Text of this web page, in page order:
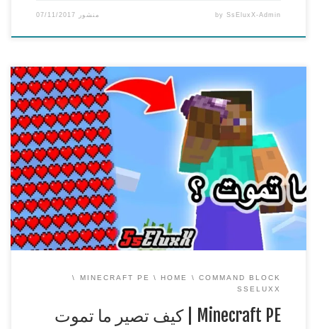
bySsEluxX-Admin منشور 07/11/2017
Minecraft PE | كيف تصير ما تموت ابد في ماين كرافت الجوال
قلوب لانهائية
===============================================
== شكرا لكم على المشاهدة ويا ريت نقدر نوصل 1000 لايك n_n
وياريت تنشرون هاشتاق : #دعمSsEluxX
افضل استضافة
سيرفرات ماين كرافت
https://www.sseluxx.com/host/
قناتي الثانية ( قناة الالعاب ) اتمنى تشتركوا فيها […]
COMMAND BLOCK
HOME
MINECRAFT PE
SSELUXX
Minecraft PE | كيف تصير ما تموت